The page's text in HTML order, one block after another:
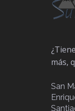
más,
San